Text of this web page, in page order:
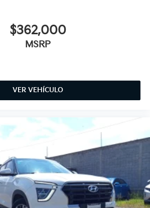
$362,000
MSRP
VER VEHÍCULO